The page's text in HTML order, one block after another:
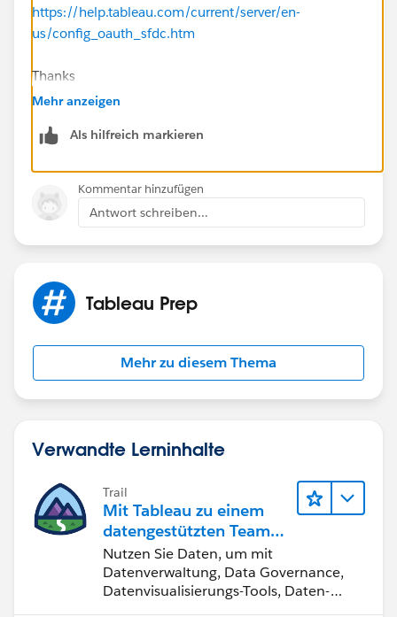
https://help.tableau.com/current/server/en-
us/config_oauth_sfdc.htm
Thanks
Josh Johnston
Mehr anzeigen
Als hilfreich markieren
Kommentar hinzufügen
Antwort schreiben...
Tableau Prep
Mehr zu diesem Thema
Verwandte Lerninhalte
Trail
Mit Tableau zu einem
datengestützten Team
werden
Nutzen Sie Daten, um mit
Datenverwaltung, Data Governance,
Datenvisualisierungs-Tools, Daten-